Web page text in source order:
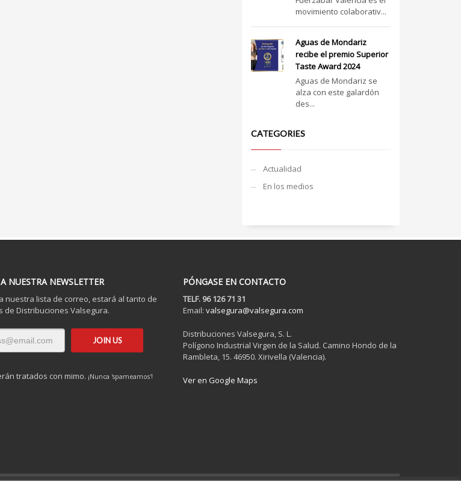
movimiento colaborativ...
Aguas de Mondariz
recibe el premio Superior
Taste Award 2024
Aguas de Mondariz se
alza con este galardón
des...
CATEGORIES
Actualidad
En los medios
NUESTRA NEWSLETTER
nuestra lista de correo, estará al tanto de
de Distribuciones Valsegura.
tratados con mimo. ¡Nunca 'spameamos'!
PÓNGASE EN CONTACTO
TELF. 96 126 71 31
Email: valsegura@valsegura.com
Distribuciones Valsegura, S. L.
Polígono Industrial Virgen de la Salud. Camino Hondo de la
Rambleta, 15. 46950. Xirivella (Valencia).
Ver en Google Maps